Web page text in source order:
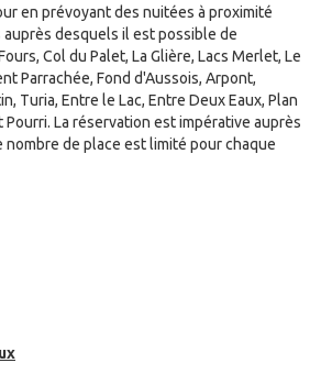
en prévoyant des nuitées à proximité
desquels il est possible de
Col du Palet, La Glière, Lacs Merlet, Le
Parrachée, Fond d'Aussois, Arpont,
Turia, Entre le Lac, Entre Deux Eaux, Plan
Pourri. La réservation est impérative auprès
de place est limité pour chaque